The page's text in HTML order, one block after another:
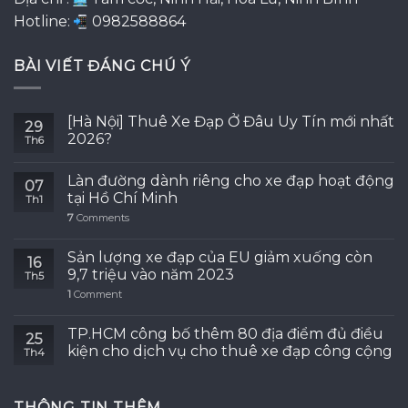
Hotline:
0982588864
BÀI VIẾT ĐÁNG CHÚ Ý
29
Th6
[Hà Nội] Thuê Xe Đạp Ở Đâu Uy Tín mới nhất
2026?
07
Th1
Làn đường dành riêng cho xe đạp hoạt động
tại Hồ Chí Minh
7 Comments
16
Th5
Sản lượng xe đạp của EU giảm xuống còn
9,7 triệu vào năm 2023
1 Comment
25
Th4
TP.HCM công bố thêm 80 địa điểm đủ điều
kiện cho dịch vụ cho thuê xe đạp công cộng